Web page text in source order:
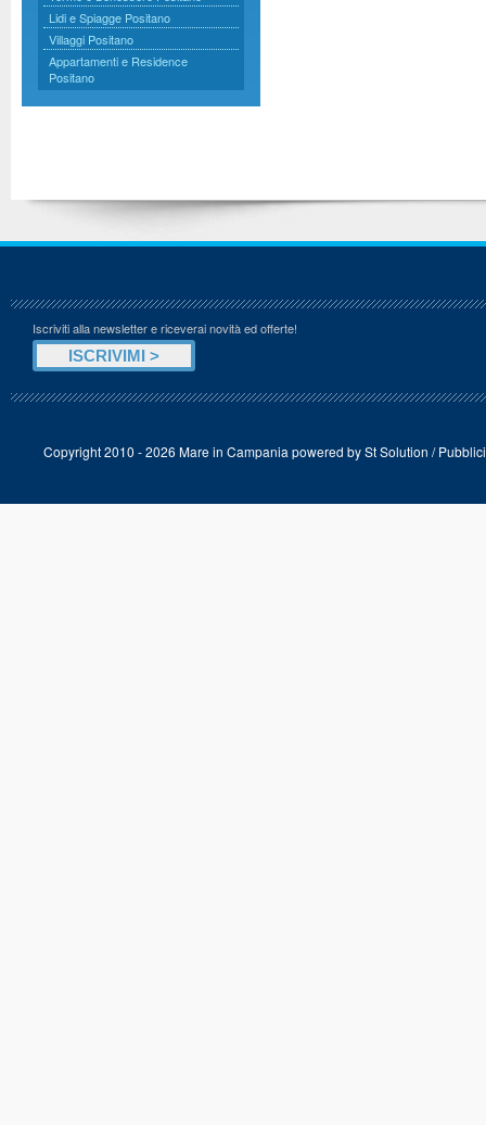
Lidi e Spiagge Positano
Villaggi Positano
Appartamenti e Residence
Positano
Iscriviti alla newsletter e riceverai novità ed offerte!
Copyright 2010 - 2026 Mare in Campania powered bySt Solution /